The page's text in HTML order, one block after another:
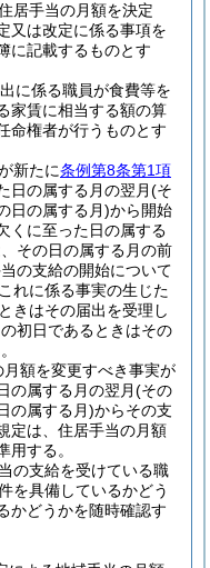
居手当の月額を決定
又は改定に係る事項を
に記載するものとす
に係る職員が食費等を
家賃に相当する額の算
命権者が行うものとす
新たに条例第8条第1項
日の属する月の翌月(そ
日の属する月)から開始
くに至った日の属する
その日の属する月の前
の支給の開始について
れに係る事実の生じた
きはその届出を受理し
初日であるときはその
額を変更すべき事実が
の属する月の翌月(その
の属する月)からその支
定は、住居手当の月額
用する。
の支給を受けている職
を具備しているかどう
かどうかを随時確認す